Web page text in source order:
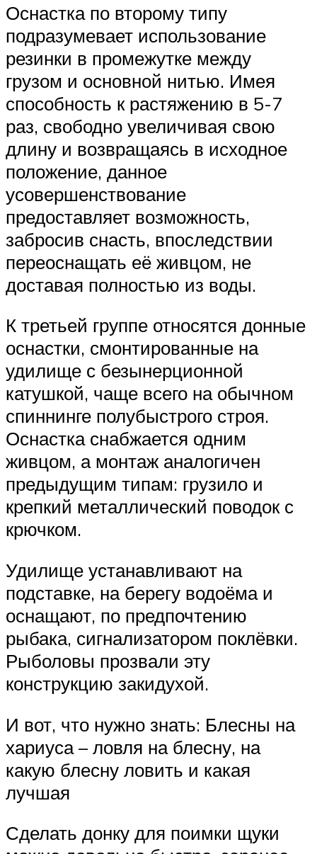
Оснастка по второму типу
подразумевает использование
резинки в промежутке между
грузом и основной нитью. Имея
способность к растяжению в 5-7
раз, свободно увеличивая свою
длину и возвращаясь в исходное
положение, данное
усовершенствование
предоставляет возможность,
забросив снасть, впоследствии
переоснащать её живцом, не
доставая полностью из воды.
К третьей группе относятся донные
оснастки, смонтированные на
удилище с безынерционной
катушкой, чаще всего на обычном
спиннинге полубыстрого строя.
Оснастка снабжается одним
живцом, а монтаж аналогичен
предыдущим типам: грузило и
крепкий металлический поводок с
крючком.
Удилище устанавливают на
подставке, на берегу водоёма и
оснащают, по предпочтению
рыбака, сигнализатором поклёвки.
Рыболовы прозвали эту
конструкцию закидухой.
И вот, что нужно знать: Блесны на
хариуса – ловля на блесну, на
какую блесну ловить и какая
лучшая
Сделать донку для поимки щуки